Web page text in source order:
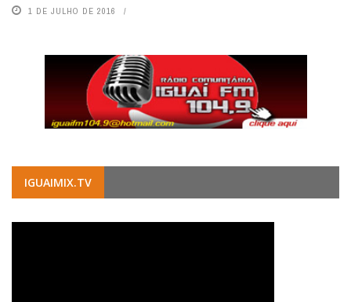
1 DE JULHO DE 2016
IGUAIMIX.TV